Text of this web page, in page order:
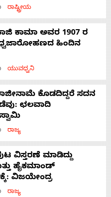
ರಾಷ್ಟ್ರೀಯ
ಕಾಮಾ ಅವರ 1907 ರ
ಹಿಂದಿನ
ಯುವಧ್ವನಿ
ಕೊಡದಿದ್ದರೆ ಸದನ
ಛಲವಾದಿ
ರಾಜ್ಯ
ವಿಸ್ತರಣೆ ಮಾಡಿದ್ದು
ಹೈಕಮಾಂಡ್
ವಿಜಯೇಂದ್ರ
ರಾಜ್ಯ